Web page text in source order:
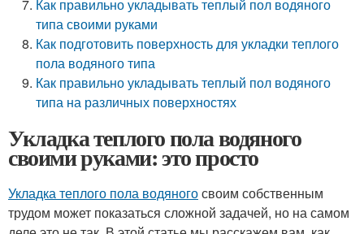
Как правильно укладывать теплый пол водяного
типа своими руками
Как подготовить поверхность для укладки теплого
пола водяного типа
Как правильно укладывать теплый пол водяного
типа на различных поверхностях
Укладка теплого пола водяного
своими руками: это просто
Укладка теплого пола водяногосвоим собственным
трудом может показаться сложной задачей, но на самом